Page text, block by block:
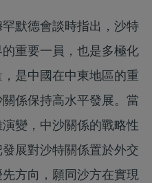
默德會談時指出，沙特
重要一員，也是多極化
是中國在中東地區的重
係保持高水平發展。當
變，中沙關係的戰略性
展對沙特關係置於外交
方向，願同沙方在實現